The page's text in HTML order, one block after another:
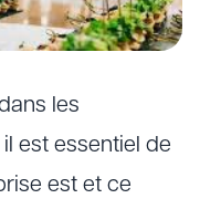
les
il est essentiel de
est et ce